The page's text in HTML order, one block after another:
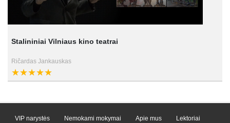
Stalininiai Vilniaus kino teatrai
Ričardas Jankauskas
VIP narystės Nemokami mokymai Apie mus Lektoriai